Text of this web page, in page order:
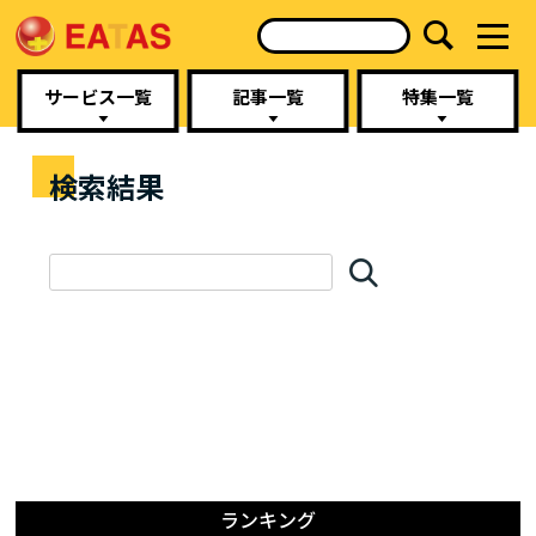
サービス一覧 記事一覧 特集一覧
検索結果
ランキング